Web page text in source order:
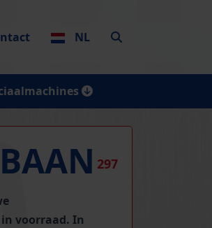
NL
297
in voorraad. In